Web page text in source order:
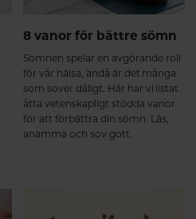
8 vanor för bättre sömn
Sömnen spelar en avgörande roll
för vår hälsa, ändå är det många
som sover dåligt. Här har vi listat
åtta vetenskapligt stödda vanor
för att förbättra din sömn. Läs,
anamma och sov gott.